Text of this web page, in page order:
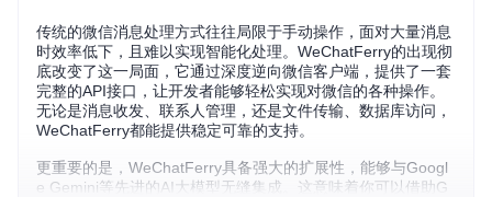
传统的微信消息处理方式往往局限于手动操作，面对大量消息
时效率低下，且难以实现智能化处理。WeChatFerry的出现彻
底改变了这一局面，它通过深度逆向微信客户端，提供了一套
完整的API接口，让开发者能够轻松实现对微信的各种操作。
无论是消息收发、联系人管理，还是文件传输、数据库访问，
WeChatFerry都能提供稳定可靠的支持。
更重要的是，WeChatFerry具备强大的扩展性，能够与Googl
e Gemini等先进的AI大模型无缝集成。这意味着你可以借助G